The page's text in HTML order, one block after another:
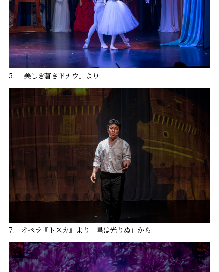
5. 「美しき蒼きドナウ」より
7. オペラ『トスカ』より「星は光りぬ」から